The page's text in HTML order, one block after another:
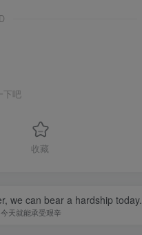
下吧
收藏
we can bear a hardship today.
天就能承受艰辛